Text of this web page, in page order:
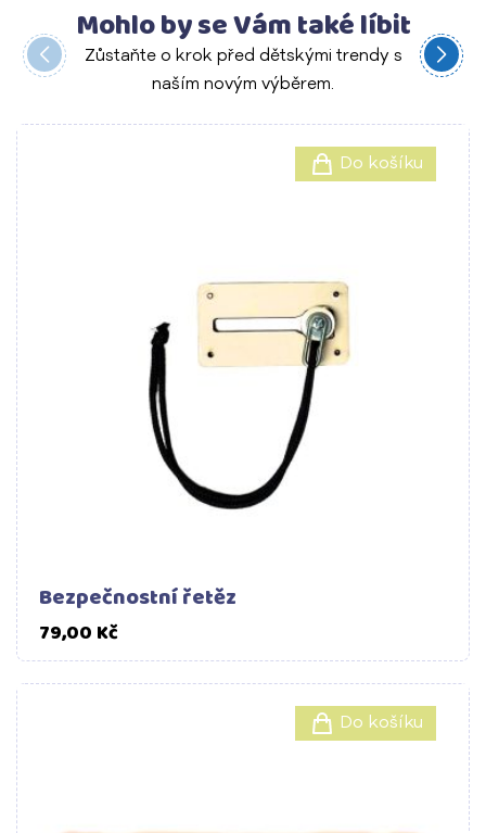
Mohlo by se Vám také líbit
Zůstaňte o krok před dětskými trendy s
naším novým výběrem.
Do košíku
Bezpečnostní řetěz
79,00 KčCena
Do košíku